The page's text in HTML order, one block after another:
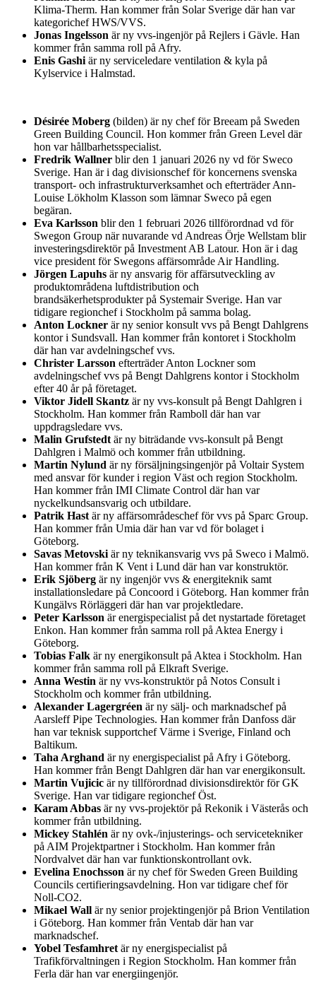
Klima-Therm. Han kommer från Solar Sverige där han var
kategorichef HWS/VVS.
Jonas Ingelsson är ny vvs-ingenjör på Rejlers i Gävle. Han
kommer från samma roll på Afry.
Enis Gashi är ny serviceledare ventilation & kyla på
Kylservice i Halmstad.
Désirée Moberg (bilden) är ny chef för Breeam på Sweden
Green Building Council. Hon kommer från Green Level där
hon var hållbarhetsspecialist.
Fredrik Wallner blir den 1 januari 2026 ny vd för Sweco
Sverige. Han är i dag divisionschef för koncernens svenska
transport- och infrastrukturverksamhet och efterträder Ann-
Louise Lökholm Klasson som lämnar Sweco på egen
begäran.
Eva Karlsson blir den 1 februari 2026 tillförordnad vd för
Swegon Group när nuvarande vd Andreas Örje Wellstam blir
investeringsdirektör på Investment AB Latour. Hon är i dag
vice president för Swegons affärsområde Air Handling.
Jörgen Lapuhs är ny ansvarig för affärsutveckling av
produktområdena luftdistribution och
brandsäkerhetsprodukter på Systemair Sverige. Han var
tidigare regionchef i Stockholm på samma bolag.
Anton Lockner är ny senior konsult vvs på Bengt Dahlgrens
kontor i Sundsvall. Han kommer från kontoret i Stockholm
där han var avdelningschef vvs.
Christer Larsson efterträder Anton Lockner som
avdelningschef vvs på Bengt Dahlgrens kontor i Stockholm
efter 40 år på företaget.
Viktor Jidell Skantz är ny vvs-konsult på Bengt Dahlgren i
Stockholm. Han kommer från Ramboll där han var
uppdragsledare vvs.
Malin Grufstedt är ny biträdande vvs-konsult på Bengt
Dahlgren i Malmö och kommer från utbildning.
Martin Nylund är ny försäljningsingenjör på Voltair System
med ansvar för kunder i region Väst och region Stockholm.
Han kommer från IMI Climate Control där han var
nyckelkundsansvarig och utbildare.
Patrik Hast är ny affärsområdeschef för vvs på Sparc Group.
Han kommer från Umia där han var vd för bolaget i
Göteborg.
Savas Metovski är ny teknikansvarig vvs på Sweco i Malmö.
Han kommer från K Vent i Lund där han var konstruktör.
Erik Sjöberg är ny ingenjör vvs & energiteknik samt
installationsledare på Concoord i Göteborg. Han kommer från
Kungälvs Rörläggeri där han var projektledare.
Peter Karlsson är energispecialist på det nystartade företaget
Enkon. Han kommer från samma roll på Aktea Energy i
Göteborg.
Tobias Falk är ny energikonsult på Aktea i Stockholm. Han
kommer från samma roll på Elkraft Sverige.
Anna Westin är ny vvs-konstruktör på Notos Consult i
Stockholm och kommer från utbildning.
Alexander Lagergréen är ny sälj- och marknadschef på
Aarsleff Pipe Technologies. Han kommer från Danfoss där
han var teknisk supportchef Värme i Sverige, Finland och
Baltikum.
Taha Arghand är ny energispecialist på Afry i Göteborg.
Han kommer från Bengt Dahlgren där han var energikonsult.
Martin Vujicic är ny tillförordnad divisionsdirektör för GK
Sverige. Han var tidigare regionchef Öst.
Karam Abbas är ny vvs-projektör på Rekonik i Västerås och
kommer från utbildning.
Mickey Stahlén är ny ovk-/injusterings- och servicetekniker
på AIM Projektpartner i Stockholm. Han kommer från
Nordvalvet där han var funktionskontrollant ovk.
Evelina Enochsson är ny chef för Sweden Green Building
Councils certifieringsavdelning. Hon var tidigare chef för
Noll-CO2.
Mikael Wall är ny senior projektingenjör på Brion Ventilation
i Göteborg. Han kommer från Ventab där han var
marknadschef.
Yobel Tesfamhret är ny energispecialist på
Trafikförvaltningen i Region Stockholm. Han kommer från
Ferla där han var energiingenjör.